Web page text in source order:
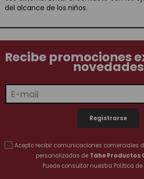
del alcance de los niños.
Recibe promociones
novedades
Acepto recibir comunicaciones comerciales
personalizadas de Tahe Productos
Puede consultar nuestra Política